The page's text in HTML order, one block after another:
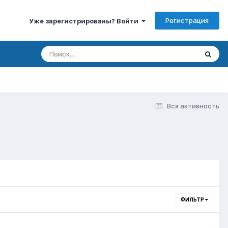
Уже зарегистрированы? Войти Регистрация
Вся активность
ФИЛЬТР